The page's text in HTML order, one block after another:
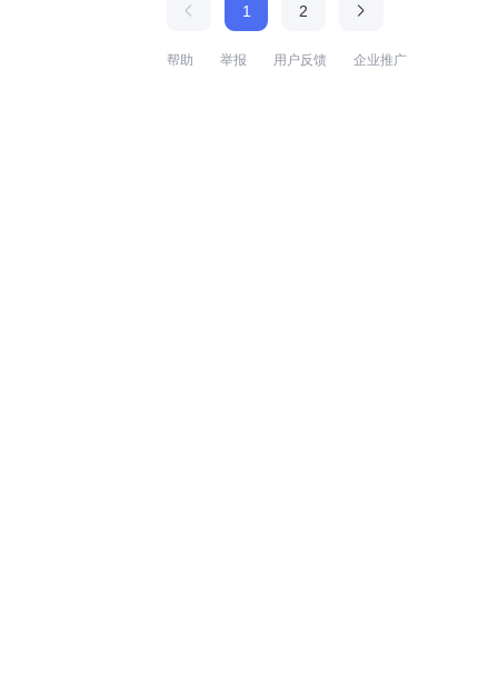
1 2
帮助 举报 用户反馈 企业推广